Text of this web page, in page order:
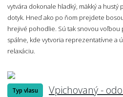
vytvára dokonale hladký, mäkký a hustý
dotyk. Hneď ako po ňom prejdete
hrejivé pohodlie. Sú tak snovou voľbou
spálne, kde vytvoria reprezentatívne a
relaxáciu.
Typ vlasu Vpichovaný -